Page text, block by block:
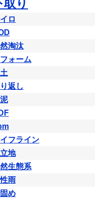
取り
ロ
淘汰
ォーム
返し
フライン
地
生態系
雨
め